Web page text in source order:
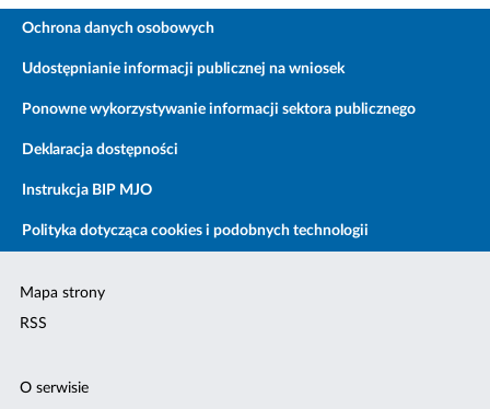
Ochrona danych osobowych
Udostępnianie informacji publicznej na wniosek
Ponowne wykorzystywanie informacji sektora publicznego
Deklaracja dostępności
Instrukcja BIP MJO
Polityka dotycząca cookies i podobnych technologii
Mapa strony
RSS
O serwisie